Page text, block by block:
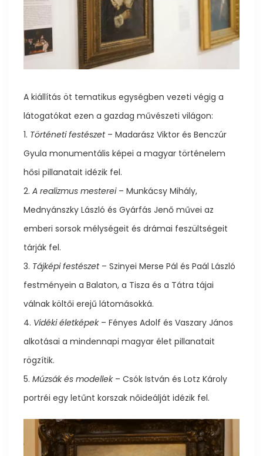
A kiállítás öt tematikus egységben vezeti végig a
látogatókat ezen a gazdag művészeti világon:
1. Történeti festészet– Madarász Viktor és Benczúr
Gyula monumentális képei a magyar történelem
hősi pillanatait idézik fel.
2. A realizmus mesterei– Munkácsy Mihály,
Mednyánszky László és Gyárfás Jenő művei az
emberi sorsok mélységeit és drámai feszültségeit
tárják fel.
3. Tájképi festészet– Szinyei Merse Pál és Paál László
festményein a Balaton, a Tisza és a Tátra tájai
válnak költői erejű látomásokká.
4. Vidéki életképek– Fényes Adolf és Vaszary János
alkotásai a mindennapi magyar élet pillanatait
rögzítik.
5. Múzsák és modellek– Csók István és Lotz Károly
portréi egy letűnt korszak nőideálját idézik fel.